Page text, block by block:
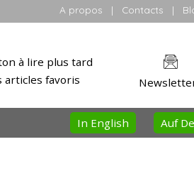
A propos | Contacts |
articles favoris
Auf
In English